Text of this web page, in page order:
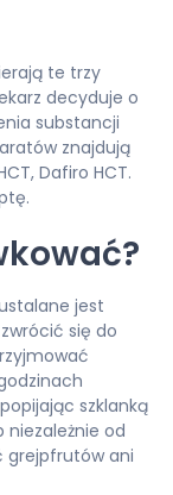
te trzy
decyduje o
substancji
znajdują
Dafiro HCT.
jest
się do
szklanką
niezależnie od
grejpfrutów ani